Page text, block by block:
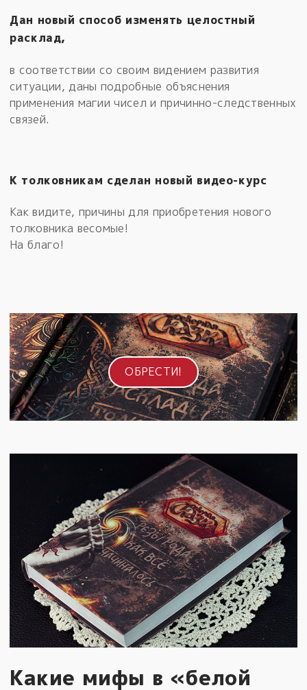
Дан новый способ изменять целостный
расклад,
в соответствии со своим видением развития
ситуации, даны подробные объяснения
применения магии чисел и причинно-следственных
связей.
К толковникам сделан новый видео-курс
Как видите, причины для приобретения нового
толковника весомые!
На благо!
ОБРЕСТИ!
Какие мифы в «белой